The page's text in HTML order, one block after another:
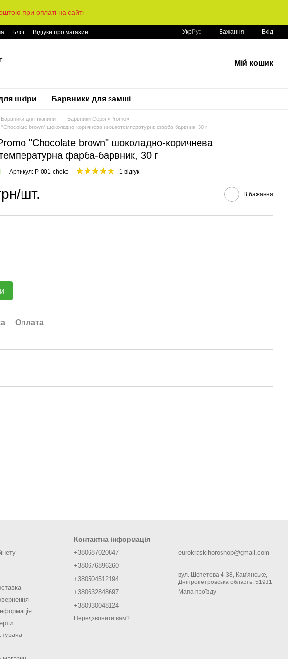
при оплаті на сайті
Блог Відгуки про магазин УкрРус Бажання Вхід
Мій кошик
шкіри Барвники для замші
Барвники для тканини
Барвники Серія «Promo»
"Chocolate brown" шоколадно-коричнева низькотемпературна фарба-барвник, 30 г
"Chocolate brown" шоколадно-коричнева
фарба-барвник, 30 г
Артикул: P-001-choko 1 відгук
шт. В бажання
Оплата
Контактна інформація
+380687020847
+380676896260
+380504512194
+380632848697
+380930048124
Передзвонити вам?
eurokraskihoroshop@gmail.com
вул. Шепетова 4-38, Кам'янське,
Дніпропетровська область, 51931
Мапа проїзду